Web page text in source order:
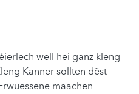
well hei ganz kleng
Kanner sollten dëst
maachen.